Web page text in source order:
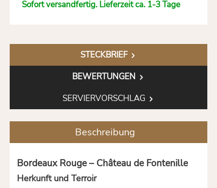
Sofort versandfertig. Lieferzeit ca. 1-3 Tage
STECKBRIEF
BEWERTUNGEN
SERVIERVORSCHLAG
Beschreibung
Bordeaux Rouge – Château de Fontenille
Herkunft und Terroir